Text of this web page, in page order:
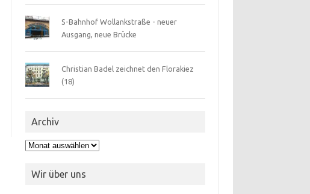
S-Bahnhof Wollankstraße - neuer
Ausgang, neue Brücke
Christian Badel zeichnet den Florakiez
(18)
Archiv
Archiv
Wir über uns